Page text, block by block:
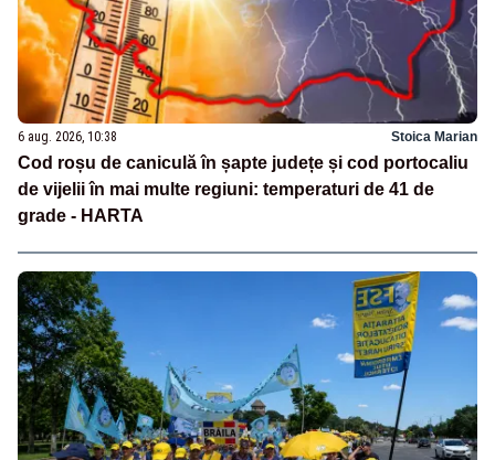
6 aug. 2026, 10:38 Stoica Marian
Cod roșu de caniculă în șapte județe și cod portocaliu
de vijelii în mai multe regiuni: temperaturi de 41 de
grade - HARTA